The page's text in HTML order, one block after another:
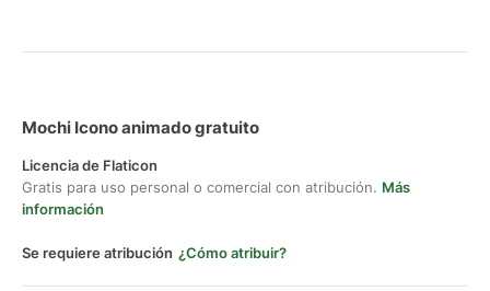
Mochi Icono animado gratuito
Licencia de Flaticon
Gratis para uso personal o comercial con atribución. Más
información
Se requiere atribución ¿Cómo atribuir?